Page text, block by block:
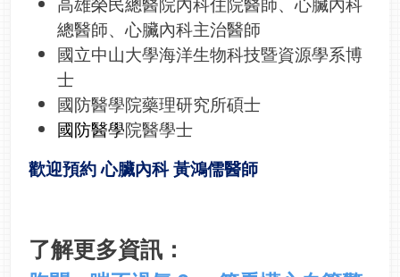
總醫師、心臟內科主治醫師
國立中山大學海洋生物科技暨資源學系博
士
國防醫學院藥理研究所碩士
國防醫學院醫學士
歡迎預約 心臟內科 黃鴻儒醫師
了解更多資訊：